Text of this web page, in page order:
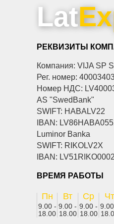
Lat
РЕКВИЗИТЫ
Компания: VIJA SP
Рег. номер:
Номер НДС:
AS "SwedBank"
SWIFT: HABALV22
IBAN:
Luminor Banka
SWIFT: RIKOLV2X
IBAN:
ВРЕМЯ РАБОТЫ
Пн
9.00 -
18.00
Вт
9.00 -
18.00
Ср
9.00 -
18.00
Чт